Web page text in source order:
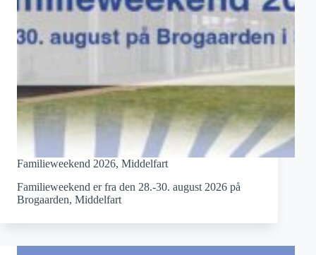
Familieweekend 2026, Middelfart
Familieweekend er fra den 28.-30. august 2026 på
Brogaarden, Middelfart